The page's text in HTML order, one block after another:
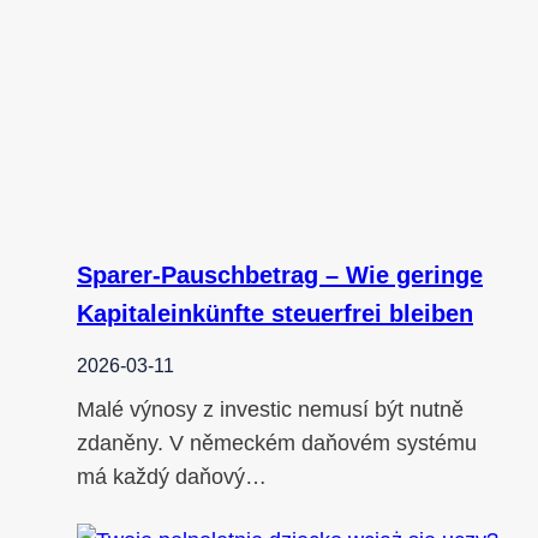
Sparer-Pauschbetrag – Wie geringe
Kapitaleinkünfte steuerfrei bleiben
2026-03-11
Malé výnosy z investic nemusí být nutně
zdaněny. V německém daňovém systému
má každý daňový…